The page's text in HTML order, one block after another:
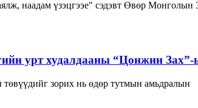
наадам үзэцгээе" сэдэвт Өвөр Монголын
урт худалдааны “Цонжин Зах”-
төвүүдийг зорих нь өдөр тутмын амьдралын